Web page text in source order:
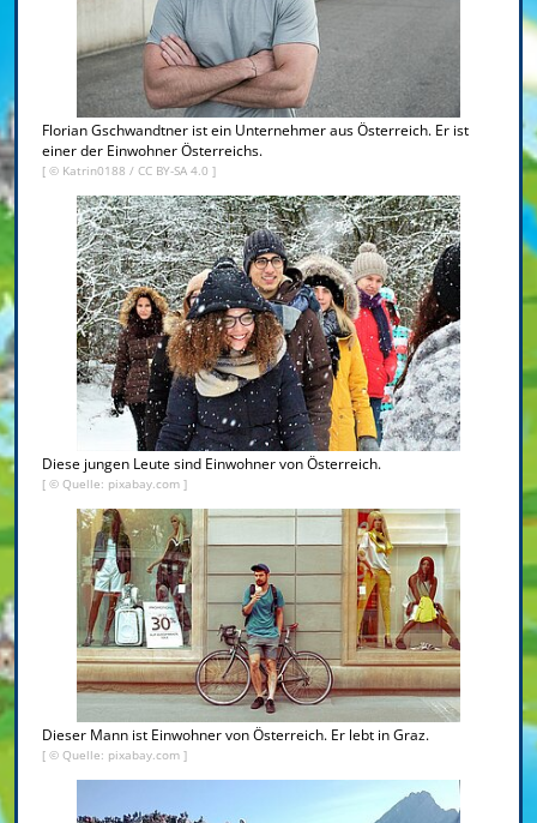
Florian Gschwandtner ist ein Unternehmer aus Österreich. Er ist
einer der Einwohner Österreichs.
[ © Katrin0188 / CC BY-SA 4.0 ]
Diese jungen Leute sind Einwohner von Österreich.
[ © Quelle: pixabay.com ]
Dieser Mann ist Einwohner von Österreich. Er lebt in Graz.
[ © Quelle: pixabay.com ]